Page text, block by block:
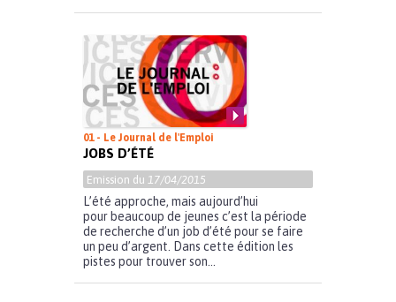
01 - Le Journal de l'Emploi
JOBS D’ÉTÉ
Emission du 17/04/2015
L’été approche, mais aujourd’hui
pour beaucoup de jeunes c’est la période
de recherche d’un job d’été pour se faire
un peu d’argent. Dans cette édition les
pistes pour trouver son...